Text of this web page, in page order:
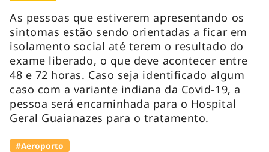
As pessoas que estiverem apresentando os
sintomas estão sendo orientadas a ficar em
isolamento social até terem o resultado do
exame liberado, o que deve acontecer entre
48 e 72 horas. Caso seja identificado algum
caso com a variante indiana da Covid-19, a
pessoa será encaminhada para o Hospital
Geral Guaianazes para o tratamento.
#Aeroporto